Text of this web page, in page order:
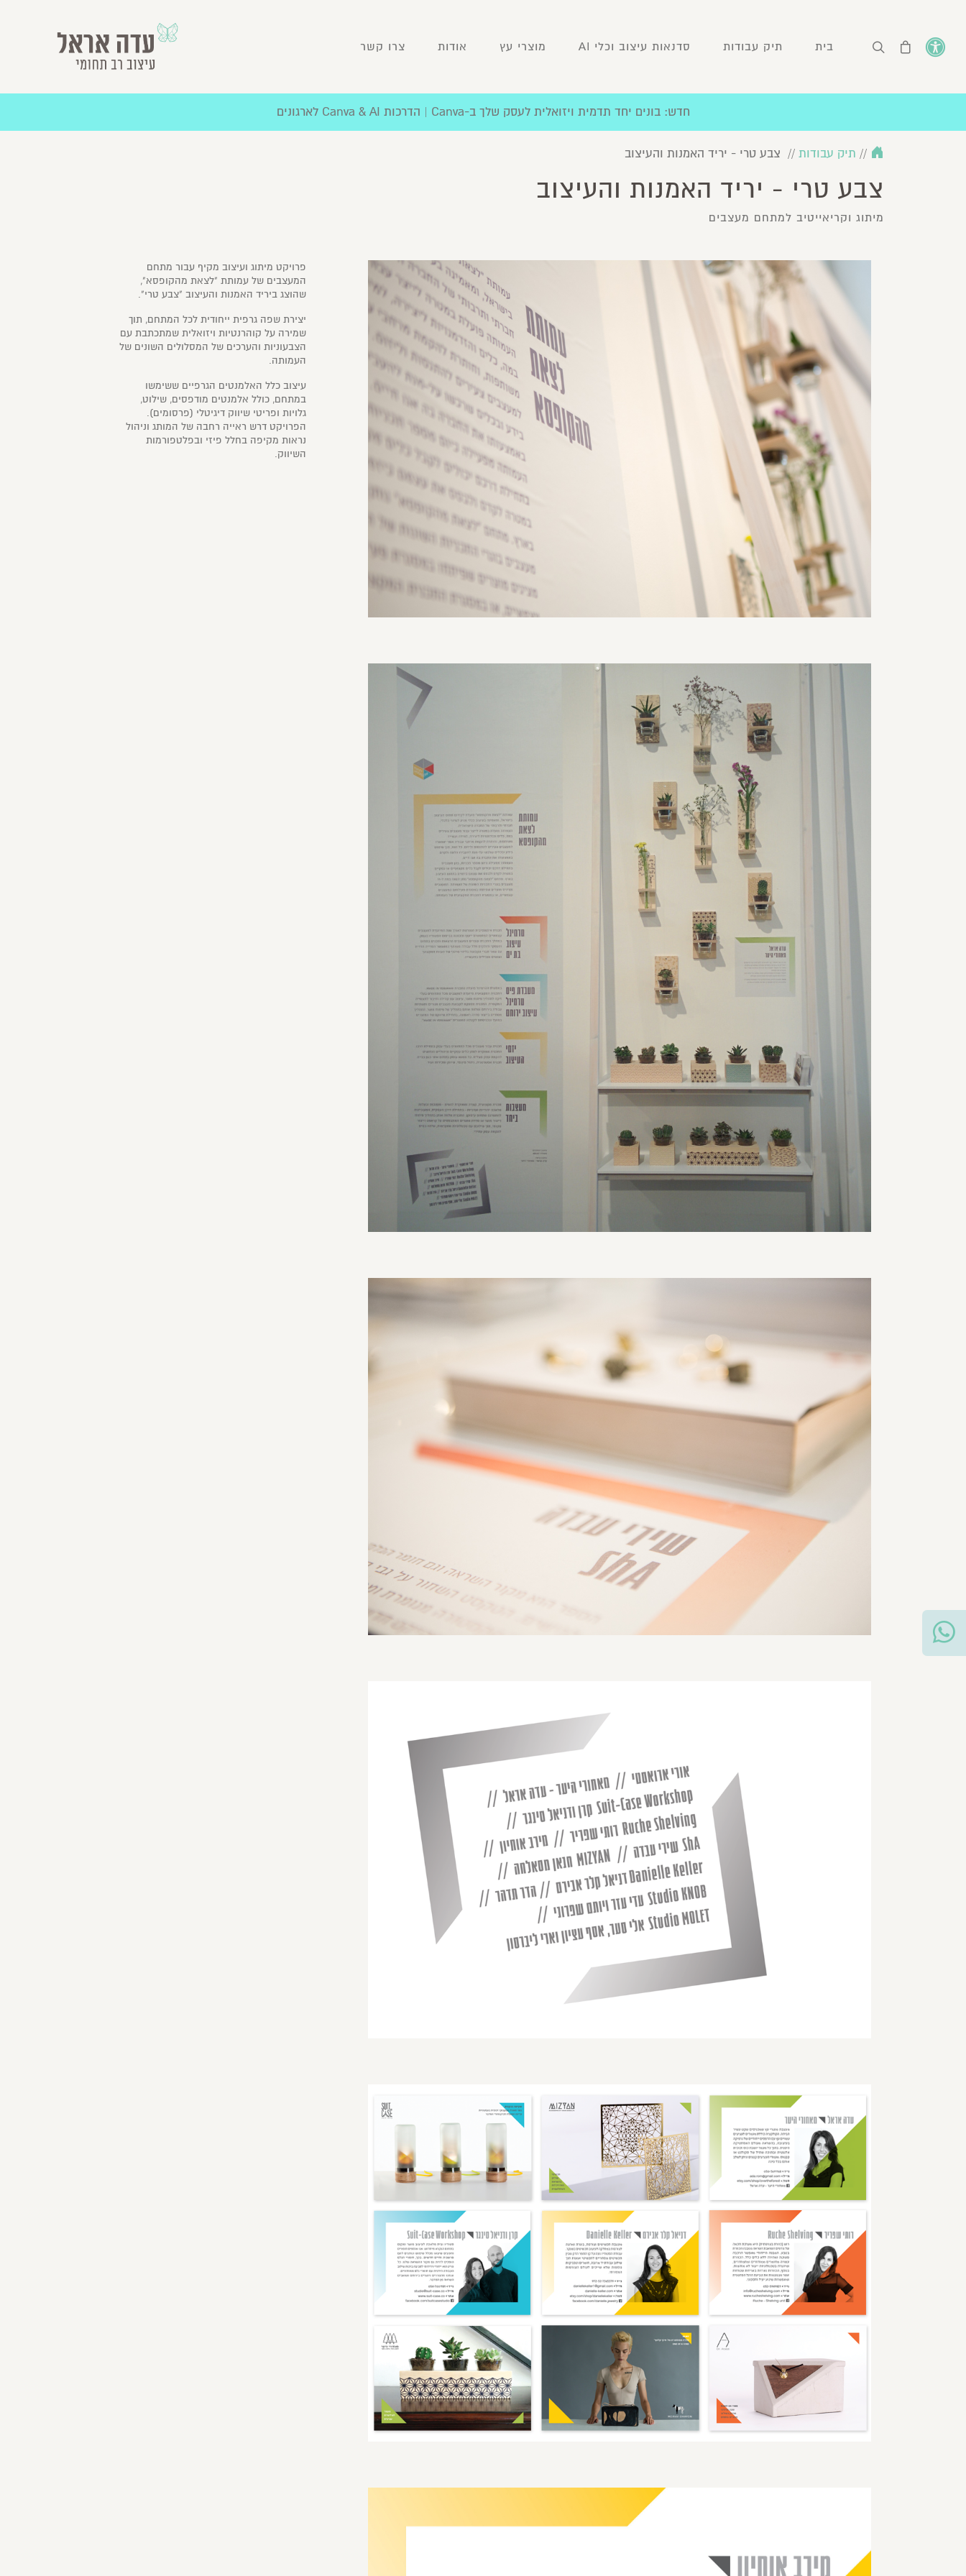
בית תיק עבודות סדנאות עיצוב וכלי AI מוצרי עץ אודות צרו קשר
בואו נדבר
חדש: בונים יחד תדמית ויזואלית לעסק שלך ב-Canva | הדרכות Canva & AI לארגונים
// תיק עבודות // צבע טרי - יריד האמנות והעיצוב
צבע טרי - יריד האמנות והעיצוב
מיתוג וקריאייטיב למתחם מעצבים
פרויקט מיתוג ועיצוב מקיף עבור מתחם
המעצבים של עמותת "לצאת מהקופסא",
שהוצג ביריד האמנות והעיצוב "צבע טרי".
יצירת שפה גרפית ייחודית לכל המתחם, תוך
שמירה על קוהרנטיות ויזואלית שמתכתבת עם
הצבעוניות והערכים של המסלולים השונים של
העמותה.
עיצוב כלל האלמנטים הגרפיים ששימשו
במתחם, כולל אלמנטים מודפסים, שילוט,
גלויות ופריטי שיווק דיגיטלי (פרסומים).
הפרויקט דרש ראייה רחבה של המותג וניהול
נראות מקיפה בחלל פיזי ובפלטפורמות
השיווק.